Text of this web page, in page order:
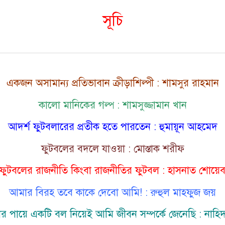
সূচি
একজন অসামান্য প্রতিভাবান ক্রীড়াশিল্পী : শামসুর রাহমান
কালো মানিকের গল্প : শামসুজ্জামান খান
আদর্শ ফুটবলারের প্রতীক হতে পারতেন : হুমায়ূন আহমেদ
ফুটবলের বদলে যাওয়া : মোস্তাক শরীফ
ফুটবলের রাজনীতি কিংবা রাজনীতির ফুটবল : হাসনাত শোয়েব
আমার বিরহ তবে কাকে দেবো আমি! : রুহুল মাহফুজ জয়
পায়ে একটি বল নিয়েই আমি জীবন সম্পর্কে জেনেছি :